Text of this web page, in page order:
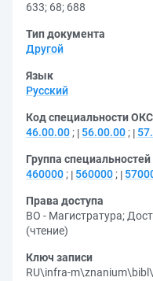
633; 68; 688
Тип документа
Другой
Язык
Русский
Код специальности
46.00.00 ; 56.00.00 ;
Группа
460000 ; 560000 ;
Права доступа
ВО - Магистратура;
(чтение)
Ключ записи
RU\infra-